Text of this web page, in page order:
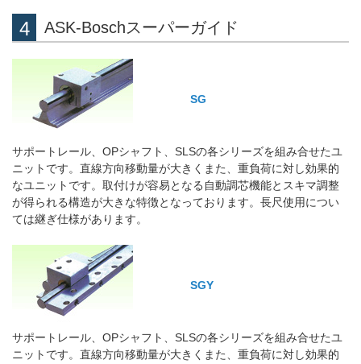
ASK-Boschスーパーガイド
SG
サポートレール、OPシャフト、SLSの各シリーズを組み合せたユ
ニットです。直線方向移動量が大きくまた、重負荷に対し効果的
なユニットです。取付けが容易となる自動調芯機能とスキマ調整
が得られる構造が大きな特徴となっております。長尺使用につい
ては継ぎ仕様があります。
SGY
サポートレール、OPシャフト、SLSの各シリーズを組み合せたユ
ニットです。直線方向移動量が大きくまた、重負荷に対し効果的